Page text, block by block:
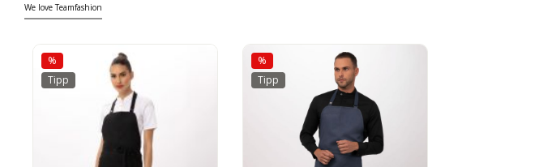
We love Teamfashion
%
Tipp
%
Tipp